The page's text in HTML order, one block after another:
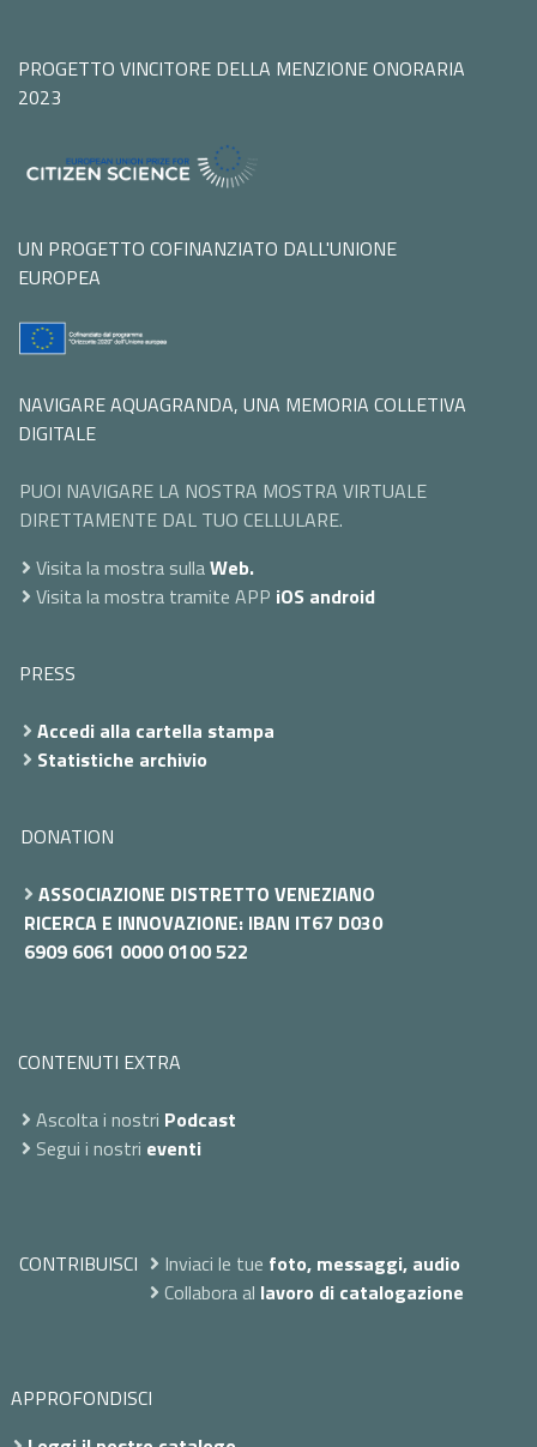
PROGETTO VINCITORE DELLA MENZIONE ONORARIA
2023
UN PROGETTO COFINANZIATO DALL'UNIONE
EUROPEA
NAVIGARE AQUAGRANDA, UNA MEMORIA COLLETIVA
DIGITALE
PUOI NAVIGARE LA NOSTRA MOSTRA VIRTUALE
DIRETTAMENTE DAL TUO CELLULARE.
Visita la mostra sullaWeb.
Visita la mostra tramite APP iOS android
PRESS
Accedi alla cartella stampa
Statistiche archivio
DONATION
ASSOCIAZIONE DISTRETTO VENEZIANO
RICERCA E INNOVAZIONE: IBAN IT67 D030
6909 6061 0000 0100 522
CONTENUTI EXTRA
Ascolta i nostri Podcast
Segui i nostri eventi
CONTRIBUISCI Inviaci le tue foto, messaggi, audio
Collabora al lavoro di catalogazione
APPROFONDISCI